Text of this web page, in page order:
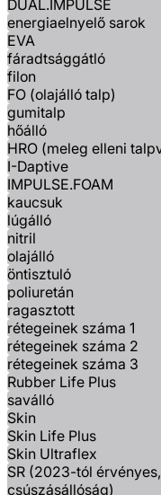
DUAL.IMPULSE
energiaelnyelő sarok
EVA
fáradtsággátló
filon
FO (olajálló talp)
gumitalp
hőálló
HRO (meleg elleni
I-Daptive
IMPULSE.FOAM
kaucsuk
lúgálló
nitril
olajálló
öntisztuló
poliuretán
ragasztott
rétegeinek száma 1
rétegeinek száma 2
rétegeinek száma 3
Rubber Life Plus
saválló
Skin
Skin Life Plus
Skin Ultraflex
SR (2023-tól
csúszásállóság)